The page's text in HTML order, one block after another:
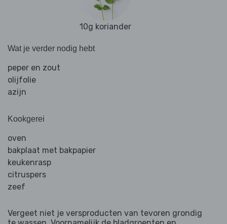
10g koriander
Wat je verder nodig hebt
peper en zout
olijfolie
azijn
Kookgerei
oven
bakplaat met bakpapier
keukenrasp
citruspers
zeef
Vergeet niet je versproducten van tevoren grondig